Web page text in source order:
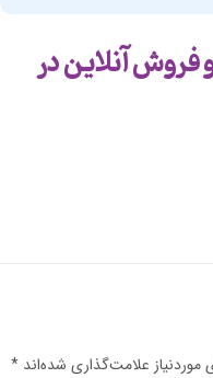
آنلاین در
علامت‌گذاری شده‌اند *